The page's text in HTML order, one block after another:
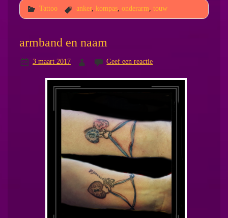
Tattoo anker, kompas, onderarm touw
armband en naam
3 maart 2017 Geef een reactie